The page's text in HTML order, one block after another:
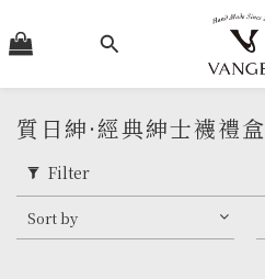
質日紳·經典紳士襪禮盒
Filter
Sort by